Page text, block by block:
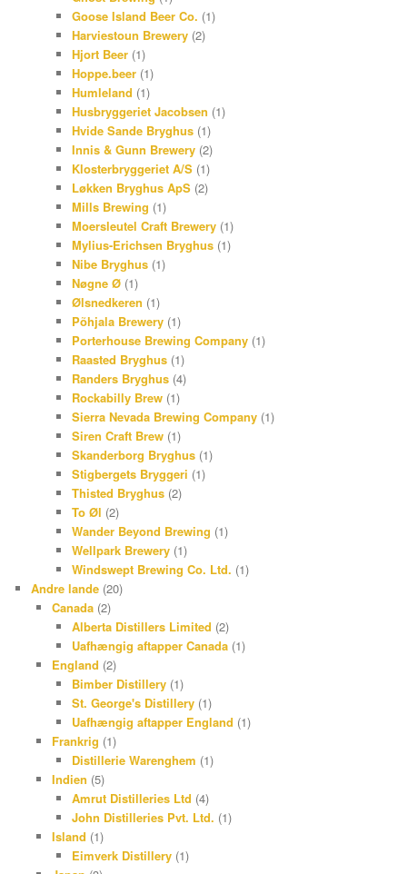
Goose Island Beer Co. (1)
Harviestoun Brewery (2)
Hjort Beer (1)
Hoppe.beer (1)
Humleland (1)
Husbryggeriet Jacobsen (1)
Hvide Sande Bryghus (1)
Innis & Gunn Brewery (2)
Klosterbryggeriet A/S (1)
Løkken Bryghus ApS (2)
Mills Brewing (1)
Moersleutel Craft Brewery (1)
Mylius-Erichsen Bryghus (1)
Nibe Bryghus (1)
Nøgne Ø (1)
Ølsnedkeren (1)
Põhjala Brewery (1)
Porterhouse Brewing Company (1)
Raasted Bryghus (1)
Randers Bryghus (4)
Rockabilly Brew (1)
Sierra Nevada Brewing Company (1)
Siren Craft Brew (1)
Skanderborg Bryghus (1)
Stigbergets Bryggeri (1)
Thisted Bryghus (2)
To Øl (2)
Wander Beyond Brewing (1)
Wellpark Brewery (1)
Windswept Brewing Co. Ltd. (1)
Andre lande (20)
Canada(2)
Alberta Distillers Limited (2)
Uafhængig aftapper Canada (1)
England (2)
Bimber Distillery (1)
St. George's Distillery (1)
Uafhængig aftapper England (1)
Frankrig (1)
Distillerie Warenghem (1)
Indien (5)
Amrut Distilleries Ltd (4)
John Distilleries Pvt. Ltd. (1)
Island (1)
Eimverk Distillery (1)